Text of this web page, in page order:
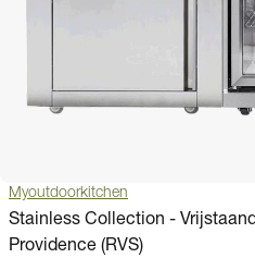
Myoutdoorkitchen
Stainless Collection -
Providence (RVS)